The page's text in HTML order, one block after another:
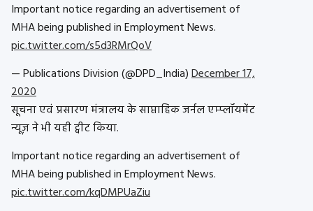
Important notice regarding an advertisement of
MHA being published in Employment News.
pic.twitter.com/s5d3RMrQoV
— Publications Division (@DPD_India)December 17,
2020
सूचना एवं प्रसारण मंत्रालय के साप्ताहिक जर्नल एम्प्लॉयमेंट
न्यूज़ ने भी यही ट्वीट किया.
Important notice regarding an advertisement of
MHA being published in Employment News.
pic.twitter.com/kqDMPUaZiu